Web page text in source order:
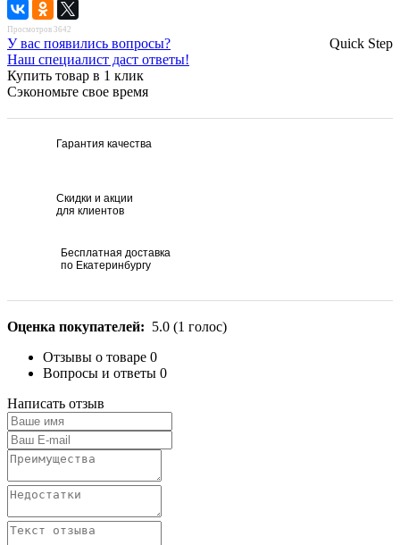
Просмотров 3642
Quick Step
У вас появились вопросы?
Наш специалист даст ответы!
Купить товар в 1 клик
Сэкономьте свое время
Гарантия качества
Скидки и акции
для клиентов
Бесплатная доставка
по Екатеринбургу
Оценка покупателей: 5.0 (1 голос)
Отзывы о товаре 0
Вопросы и ответы 0
Написать отзыв